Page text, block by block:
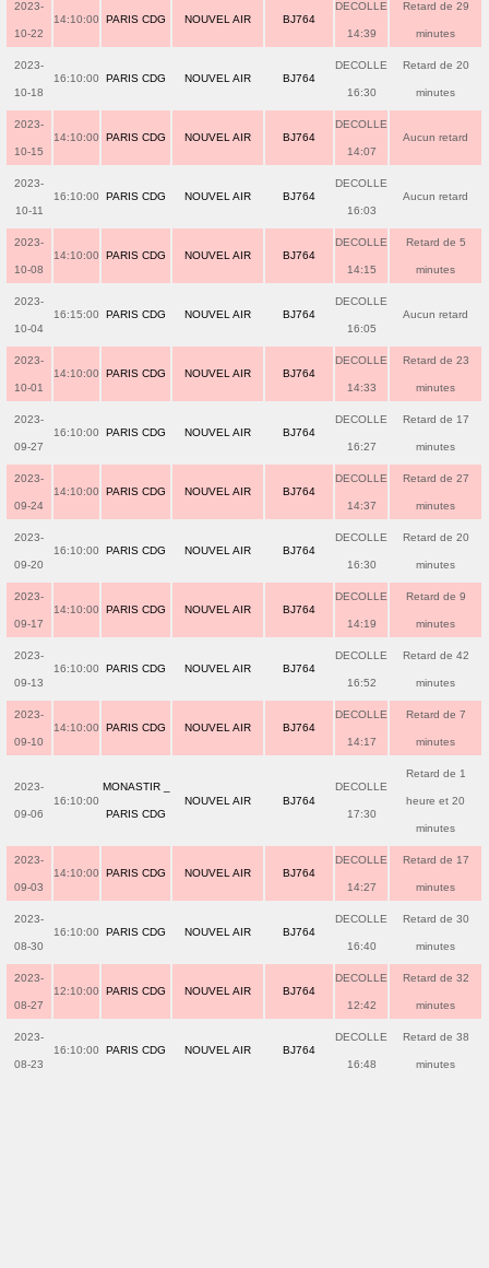
2023-
10-22
14:10:00 PARIS CDG NOUVEL AIR BJ764
DECOLLE
14:39
Retard de 29
minutes
2023-
10-18
16:10:00 PARIS CDG NOUVEL AIR BJ764
DECOLLE
16:30
Retard de 20
minutes
2023-
10-15
14:10:00 PARIS CDG NOUVEL AIR BJ764
DECOLLE
14:07
Aucun retard
2023-
10-11
16:10:00 PARIS CDG NOUVEL AIR BJ764
DECOLLE
16:03
Aucun retard
2023-
10-08
14:10:00 PARIS CDG NOUVEL AIR BJ764
DECOLLE
14:15
Retard de 5
minutes
2023-
10-04
16:15:00 PARIS CDG NOUVEL AIR BJ764
DECOLLE
16:05
Aucun retard
2023-
10-01
14:10:00 PARIS CDG NOUVEL AIR BJ764
DECOLLE
14:33
Retard de 23
minutes
2023-
09-27
16:10:00 PARIS CDG NOUVEL AIR BJ764
DECOLLE
16:27
Retard de 17
minutes
2023-
09-24
14:10:00 PARIS CDG NOUVEL AIR BJ764
DECOLLE
14:37
Retard de 27
minutes
2023-
09-20
16:10:00 PARIS CDG NOUVEL AIR BJ764
DECOLLE
16:30
Retard de 20
minutes
2023-
09-17
14:10:00 PARIS CDG NOUVEL AIR BJ764
DECOLLE
14:19
Retard de 9
minutes
2023-
09-13
16:10:00 PARIS CDG NOUVEL AIR BJ764
DECOLLE
16:52
Retard de 42
minutes
2023-
09-10
14:10:00 PARIS CDG NOUVEL AIR BJ764
DECOLLE
14:17
Retard de 7
minutes
2023-
09-06
16:10:00
MONASTIR _
PARIS CDG
NOUVEL AIR BJ764
DECOLLE
17:30
Retard de 1
heure et 20
minutes
2023-
09-03
14:10:00 PARIS CDG NOUVEL AIR BJ764
DECOLLE
14:27
Retard de 17
minutes
2023-
08-30
16:10:00 PARIS CDG NOUVEL AIR BJ764
DECOLLE
16:40
Retard de 30
minutes
2023-
08-27
12:10:00 PARIS CDG NOUVEL AIR BJ764
DECOLLE
12:42
Retard de 32
minutes
2023-
08-23
16:10:00 PARIS CDG NOUVEL AIR BJ764
DECOLLE
16:48
Retard de 38
minutes